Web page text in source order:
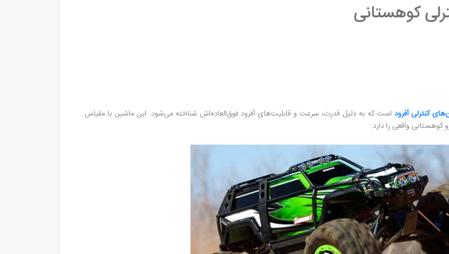
کوهستانی
کنترلی آفرود است که به دلیل قدرت، سرعت و قابلیت‌های آفرود فوق‌العاده‌اش شناخته می‌شود. این ماشین با مقیاس